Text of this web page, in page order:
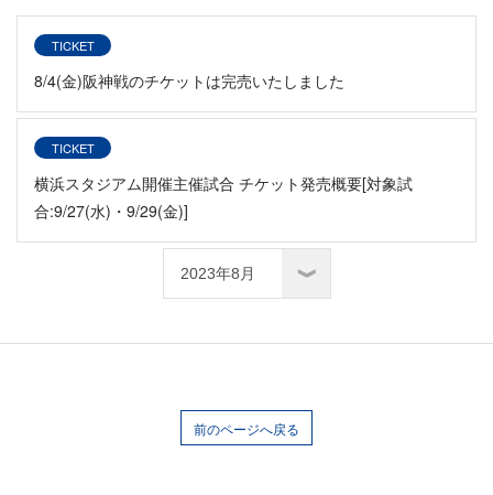
TICKET
8/4(金)阪神戦のチケットは完売いたしました
TICKET
横浜スタジアム開催主催試合 チケット発売概要[対象試
合:9/27(水)・9/29(金)]
前のページへ戻る